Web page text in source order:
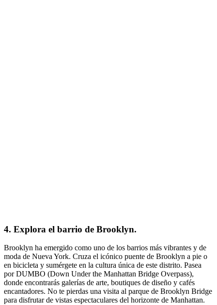
4. Explora el barrio de Brooklyn.
Brooklyn ha emergido como uno de los barrios más vibrantes y de
moda de Nueva York. Cruza el icónico puente de Brooklyn a pie o
en bicicleta y sumérgete en la cultura única de este distrito. Pasea
por DUMBO (Down Under the Manhattan Bridge Overpass),
donde encontrarás galerías de arte, boutiques de diseño y cafés
encantadores. No te pierdas una visita al parque de Brooklyn Bridge
para disfrutar de vistas espectaculares del horizonte de Manhattan.